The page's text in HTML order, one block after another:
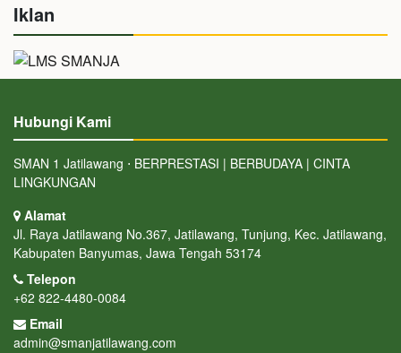
Iklan
Hubungi Kami
SMAN 1 Jatilawang ⋅ BERPRESTASI | BERBUDAYA | CINTA
LINGKUNGAN
Alamat
Jl. Raya Jatilawang No.367, Jatilawang, Tunjung, Kec. Jatilawang,
Kabupaten Banyumas, Jawa Tengah 53174
Telepon
+62 822-4480-0084
Email
admin@smanjatilawang.com